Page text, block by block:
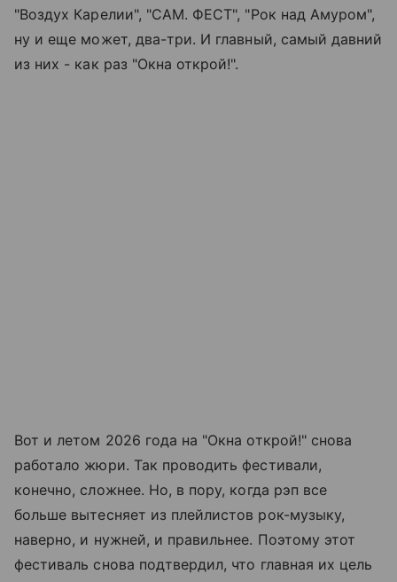
"Воздух Карелии", "САМ. ФЕСТ", "Рок над Амуром",
ну и еще может, два-три. И главный, самый давний
из них - как раз "Окна открой!".
Вот и летом 2026 года на "Окна открой!" снова
работало жюри. Так проводить фестивали,
конечно, сложнее. Но, в пору, когда рэп все
больше вытесняет из плейлистов рок-музыку,
наверно, и нужней, и правильнее. Поэтому этот
фестиваль снова подтвердил, что главная их цель